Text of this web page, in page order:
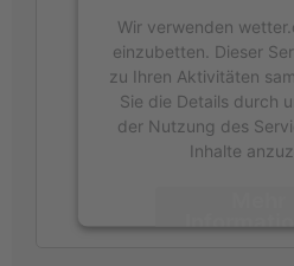
Wir verwenden
einzubetten. Dieser
zu Ihren Aktivitäten
Sie die Details durch
der Nutzung des
Inhalte